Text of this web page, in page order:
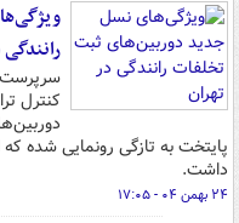
کنترل
پایتخت به تازگی رونمایی شده
داشت.
۲۴ بهمن ۰۴ - ۱۷:۰۵